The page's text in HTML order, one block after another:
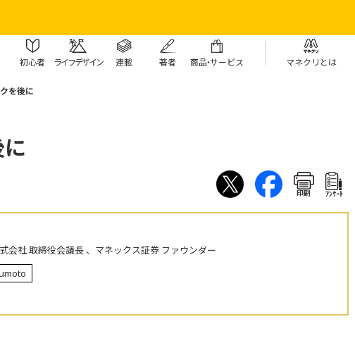
初心者 ライフデザイン 連載 著者 商品・サービス マネクリとは
を後に
印刷 ｱﾝｹｰﾄ
会社 取締役会議長 、マネックス証券 ファウンダー